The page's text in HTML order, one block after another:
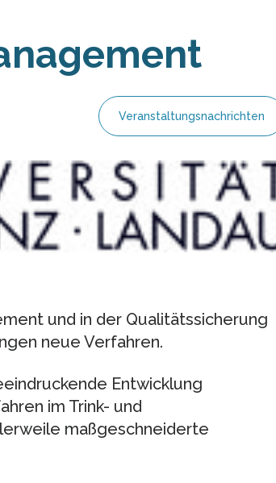
Veranstaltungsnachrichten
und in der Qualitätssicherung
neue Verfahren.
Entwicklung
im Trink- und
maßgeschneiderte